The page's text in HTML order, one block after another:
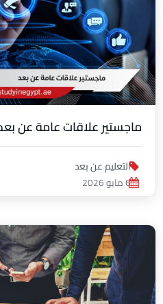
ماجستير علاقات عامة عن بعد
التعليم عن بعد
6 مايو 2026